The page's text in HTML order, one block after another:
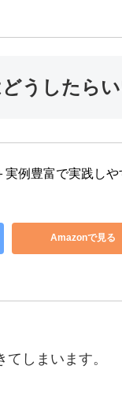
うしたらい
例豊富で実践しや
Amazonで見る
しまいます。